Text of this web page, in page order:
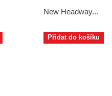
New Headway...
Přidat do košíku